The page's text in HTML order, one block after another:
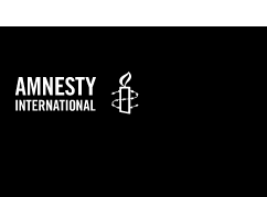
Amnesty
International